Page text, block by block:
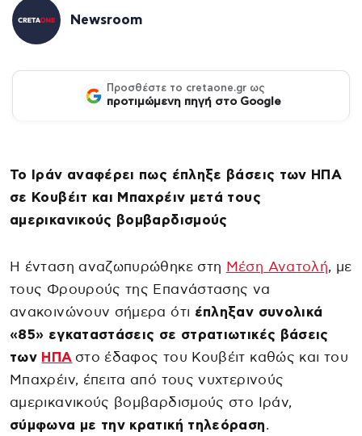
Newsroom
Προσθέστε το cretaone.gr ως
προτιμώμενη πηγή στο Google
Το Ιράν αναφέρει πως έπληξε βάσεις των ΗΠΑ
σε Κουβέιτ και Μπαχρέιν μετά τους
αμερικανικούς βομβαρδισμούς
Η ένταση αναζωπυρώθηκε στη Μέση Ανατολή, με
τους Φρουρούς της Επανάστασης να
ανακοινώνουν σήμερα ότι έπληξαν συνολικά
«85» εγκαταστάσεις σε στρατιωτικές βάσεις
των ΗΠΑ στο έδαφος του Κουβέιτ καθώς και του
Μπαχρέιν, έπειτα από τους νυχτερινούς
αμερικανικούς βομβαρδισμούς στο Ιράν,
σύμφωνα με την κρατική τηλεόραση.